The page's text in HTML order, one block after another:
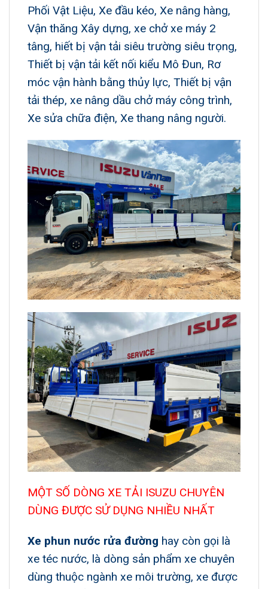
Phối Vật Liệu, Xe đầu kéo, Xe nâng hàng,
Vận thăng Xây dựng, xe chở xe máy 2
tâng, hiết bị vận tải siêu trường siêu trọng,
Thiết bị vận tải kết nối kiểu Mô Đun, Rơ
móc vận hành bằng thủy lực, Thiết bị vận
tải thép, xe nâng dầu chở máy công trình,
Xe sửa chữa điện, Xe thang nâng người.
MỘT SỐ DÒNG XE TẢI ISUZU CHUYÊN
DÙNG ĐƯỢC SỬ DỤNG NHIỀU NHẤT
Xe phun nước rửa đường hay còn gọi là
xe téc nước, là dòng sản phẩm xe chuyên
dùng thuộc ngành xe môi trường, xe được